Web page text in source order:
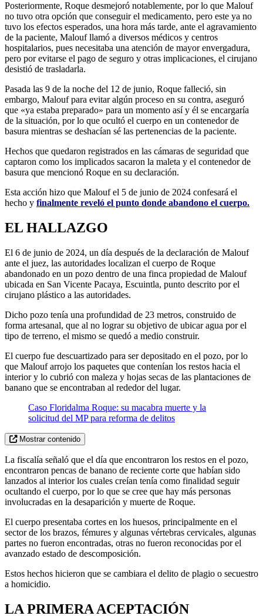
Posteriormente, Roque desmejoró notablemente, por lo que Malouf
no tuvo otra opción que conseguir el medicamento, pero este ya no
tuvo los efectos esperados, una hora más tarde, ante el agravamiento
de la paciente, Malouf llamó a diversos médicos y centros
hospitalarios, pues necesitaba una atención de mayor envergadura,
pero por evitarse el pago de seguro y otras implicaciones, el cirujano
desistió de trasladarla.
Pasada las 9 de la noche del 12 de junio, Roque falleció, sin
embargo, Malouf para evitar algún proceso en su contra, aseguró
que «ya estaba preparado» para un momento así y él se encargaría
de la situación, por lo que ocultó el cuerpo en un contenedor de
basura mientras se deshacían sé las pertenencias de la paciente.
Hechos que quedaron registrados en las cámaras de seguridad que
captaron como los implicados sacaron la maleta y el contenedor de
basura que mencionó Roque en su declaración.
Esta acción hizo que Malouf el 5 de junio de 2024 confesará el
hecho y finalmente reveló el punto donde abandono el cuerpo.
EL HALLAZGO
El 6 de junio de 2024, un día después de la declaración de Malouf
ante el juez, las autoridades localizan el cuerpo de Roque
abandonado en un pozo dentro de una finca propiedad de Malouf
ubicada en San Vicente Pacaya, Escuintla, punto descrito por el
cirujano plástico a las autoridades.
Dicho pozo tenía una profundidad de 23 metros, construido de
forma artesanal, que al no lograr su objetivo de ubicar agua por el
tipo de terreno, el mismo se quedó a medio construir.
El cuerpo fue descuartizado para ser depositado en el pozo, por lo
que Malouf arrojo los paquetes que contenían los restos hacia el
interior y lo cubrió con maleza y hojas secas de las plantaciones de
banano que se encontraban al rededor del lugar.
Caso Floridalma Roque: su macabra muerte y la
solicitud del MP para reforma de delitos
Mostrar contenido
La fiscalía señaló que el día que encontraron los restos en el pozo,
encontraron pencas de banano de reciente corte que habían sido
lanzados al interior los cuales creían tenía como finalidad seguir
ocultando el cuerpo, por lo que se cree que hay más personas
involucradas en la desaparición y muerte de Roque.
El cuerpo presentaba cortes en los huesos, principalmente en el
sector de los brazos, fémures y algunas vértebras cervicales, algunas
partes no fueron encontradas, otras no fueron reconocidas por el
avanzado estado de descomposición.
Estos hechos hicieron que se cambiara el delito de plagio o secuestro
a homicidio.
LA PRIMERA ACEPTACIÓN